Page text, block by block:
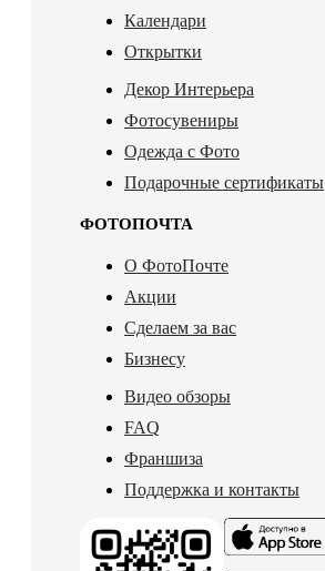
Календари
Открытки
Декор Интерьера
Фотосувениры
Одежда с Фото
Подарочные сертификаты
ФОТОПОЧТА
О ФотоПочте
Акции
Сделаем за вас
Бизнесу
Видео обзоры
FAQ
Франшиза
Поддержка и контакты